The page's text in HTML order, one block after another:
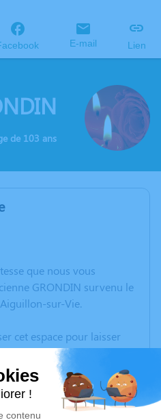
E-mail Lien
de 103 ans
que nous vous
GRONDIN survenu le
sur-Vie.
cet espace pour laisser
des photos souvenirs, une
à travers des
endroit est un lieu
la mémoire de Lucienne